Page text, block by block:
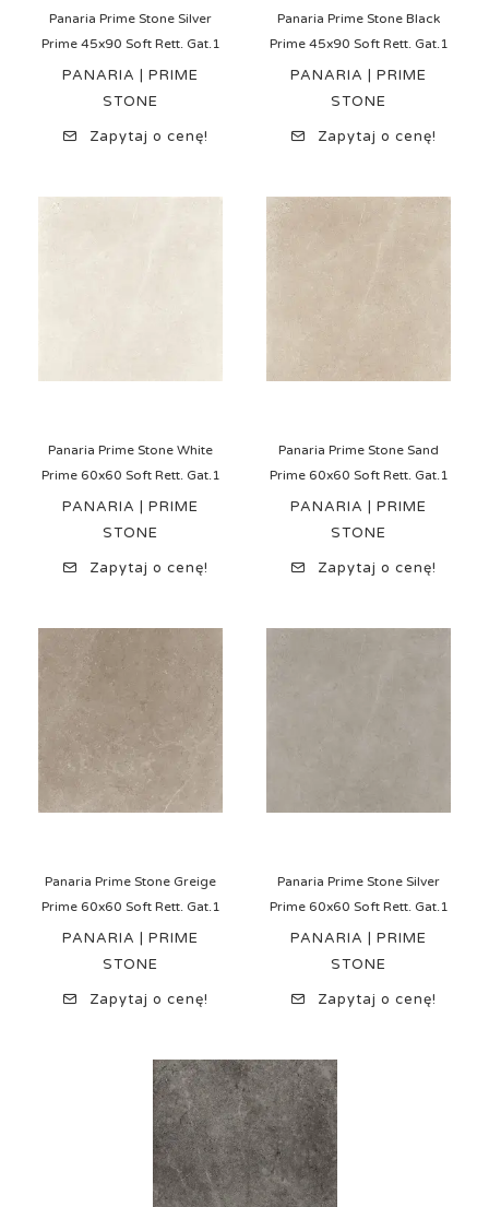
Panaria Prime Stone Silver
Prime 45x90 Soft Rett. Gat.1
PANARIA | PRIME
STONE
Zapytaj o cenę!
Panaria Prime Stone Black
Prime 45x90 Soft Rett. Gat.1
PANARIA | PRIME
STONE
Zapytaj o cenę!
Panaria Prime Stone White
Prime 60x60 Soft Rett. Gat.1
PANARIA | PRIME
STONE
Zapytaj o cenę!
Panaria Prime Stone Sand
Prime 60x60 Soft Rett. Gat.1
PANARIA | PRIME
STONE
Zapytaj o cenę!
Panaria Prime Stone Greige
Prime 60x60 Soft Rett. Gat.1
PANARIA | PRIME
STONE
Zapytaj o cenę!
Panaria Prime Stone Silver
Prime 60x60 Soft Rett. Gat.1
PANARIA | PRIME
STONE
Zapytaj o cenę!